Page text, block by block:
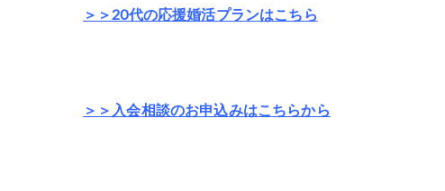
＞＞20代の応援婚活プランはこちら
＞＞入会相談のお申込みはこちらから